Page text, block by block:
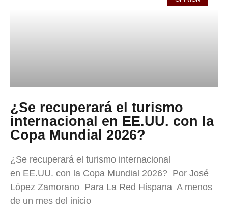
¿Se recuperará el turismo
internacional en EE.UU. con la
Copa Mundial 2026?
¿Se recuperará el turismo internacional
en EE.UU. con la Copa Mundial 2026? Por José
López Zamorano Para La Red Hispana A menos
de un mes del inicio